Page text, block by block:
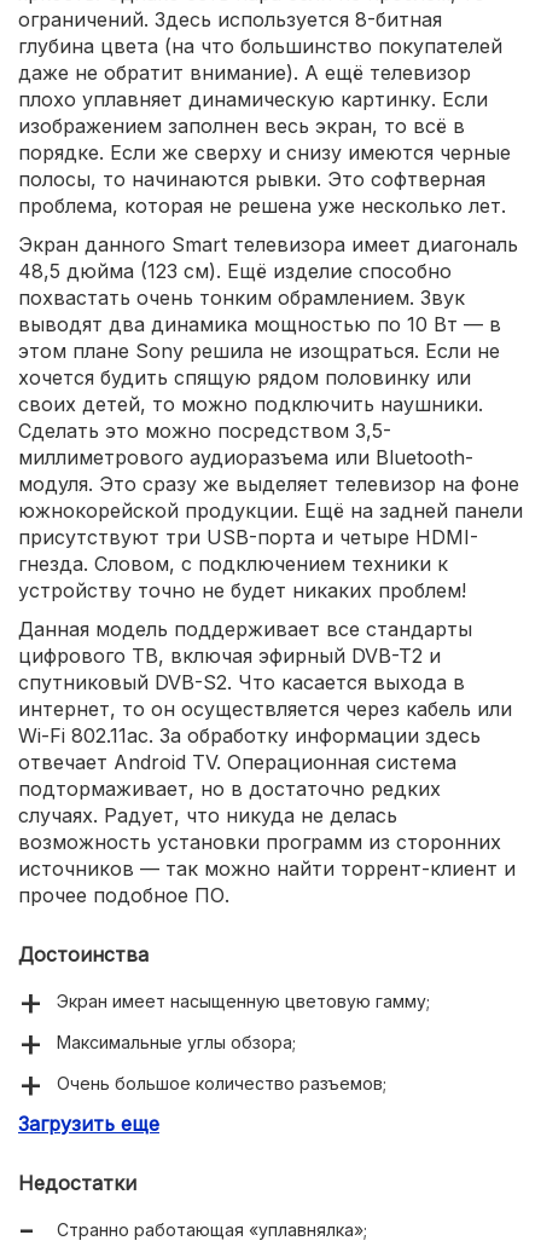
ограничений. Здесь используется 8-битная
глубина цвета (на что большинство покупателей
даже не обратит внимание). А ещё телевизор
плохо уплавняет динамическую картинку. Если
изображением заполнен весь экран, то всё в
порядке. Если же сверху и снизу имеются черные
полосы, то начинаются рывки. Это софтверная
проблема, которая не решена уже несколько лет.
Экран данного Smart телевизора имеет диагональ
48,5 дюйма (123 см). Ещё изделие способно
похвастать очень тонким обрамлением. Звук
выводят два динамика мощностью по 10 Вт — в
этом плане Sony решила не изощраться. Если не
хочется будить спящую рядом половинку или
своих детей, то можно подключить наушники.
Сделать это можно посредством 3,5-
миллиметрового аудиоразъема или Bluetooth-
модуля. Это сразу же выделяет телевизор на фоне
южнокорейской продукции. Ещё на задней панели
присутствуют три USB-порта и четыре HDMI-
гнезда. Словом, с подключением техники к
устройству точно не будет никаких проблем!
Данная модель поддерживает все стандарты
цифрового ТВ, включая эфирный DVB-T2 и
спутниковый DVB-S2. Что касается выхода в
интернет, то он осуществляется через кабель или
Wi-Fi 802.11ac. За обработку информации здесь
отвечает Android TV. Операционная система
подтормаживает, но в достаточно редких
случаях. Радует, что никуда не делась
возможность установки программ из сторонних
источников — так можно найти торрент-клиент и
прочее подобное ПО.
Достоинства
Экран имеет насыщенную цветовую гамму;
Максимальные углы обзора;
Очень большое количество разъемов;
Наушники подключаются без каких-либо проблем;
Загрузить еще
Недостатки
Странно работающая «уплавнялка»;